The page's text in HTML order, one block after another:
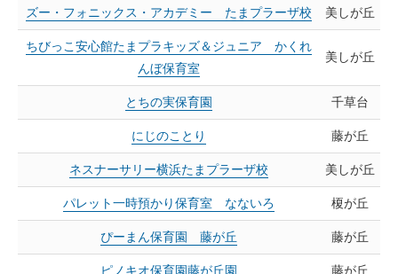
ズー・フォニックス・アカデミー たまプラーザ校 美しが丘
ちびっこ安心館たまプラキッズ＆ジュニア かくれ
んぼ保育室
美しが丘
とちの実保育園 千草台
にじのことり 藤が丘
ネスナーサリー横浜たまプラーザ校 美しが丘
パレット一時預かり保育室 なないろ 榎が丘
ぴーまん保育園 藤が丘 藤が丘
ピノキオ保育園藤が丘園 藤が丘